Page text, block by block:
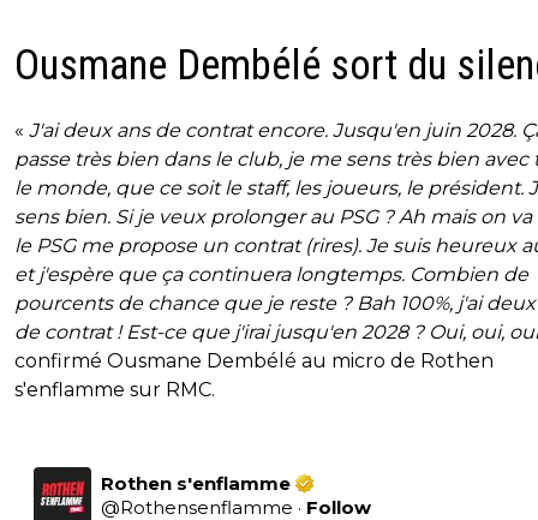
Ousmane Dembélé sort du
« J'ai deux ans de contrat encore. Jusqu'en juin 2028.
passe très bien dans le club, je me sens très bien avec
le monde, que ce soit le staff, les joueurs, le président.
sens bien. Si je veux prolonger au PSG ? Ah mais on va
le PSG me propose un contrat (rires). Je suis heureux
et j'espère que ça continuera longtemps. Combien de
pourcents de chance que je reste ? Bah 100%, j'ai
de contrat ! Est-ce que j'irai jusqu'en 2028 ? Oui, oui, oui
confirmé Ousmane Dembélé au micro de Rothen
s'enflamme sur RMC.
Rothen s'enflamme
@Rothensenflamme · Follow